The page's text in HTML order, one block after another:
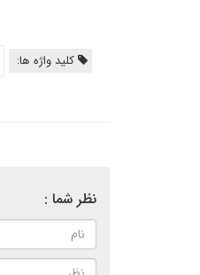
کلید واژه ها:
نظر شما :